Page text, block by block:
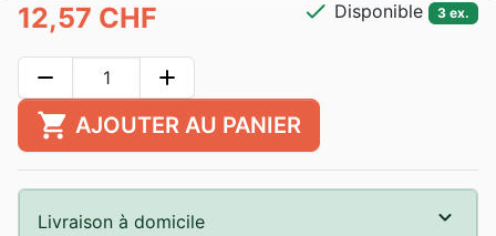
12,57 CHF check Disponible 3 ex.
remove add
shopping_cart AJOUTER AU PANIER
Livraison à domicile